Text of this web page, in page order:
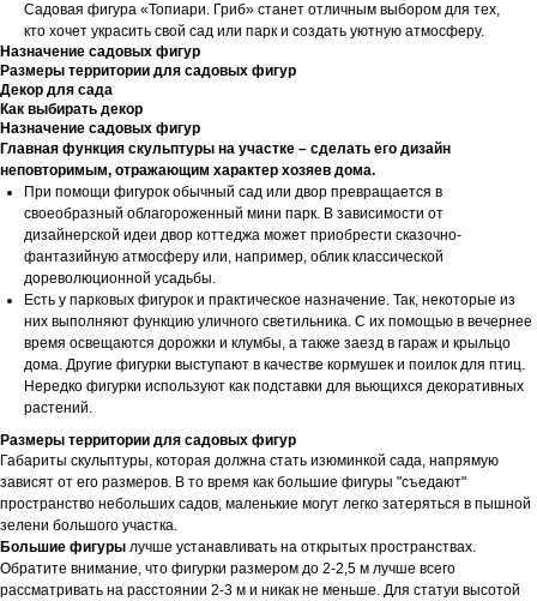
Садовая фигура «Топиари. Гриб» станет отличным выбором для тех,
кто хочет украсить свой сад или парк и создать уютную атмосферу.
Назначение садовых фигур
Размеры территории для садовых фигур
Декор для сада
Как выбирать декор
Назначение садовых фигур
Главная функция скульптуры на участке – сделать его дизайн
неповторимым, отражающим характер хозяев дома.
При помощи фигурок обычный сад или двор превращается в
своеобразный облагороженный мини парк. В зависимости от
дизайнерской идеи двор коттеджа может приобрести сказочно-
фантазийную атмосферу или, например, облик классической
дореволюционной усадьбы.
Есть у парковых фигурок и практическое назначение. Так, некоторые из
них выполняют функцию уличного светильника. С их помощью в вечернее
время освещаются дорожки и клумбы, а также заезд в гараж и крыльцо
дома. Другие фигурки выступают в качестве кормушек и поилок для птиц.
Нередко фигурки используют как подставки для вьющихся декоративных
растений.
Размеры территории для садовых фигур
Габариты скульптуры, которая должна стать изюминкой сада, напрямую
зависят от его размеров. В то время как большие фигуры "съедают"
пространство небольших садов, маленькие могут легко затеряться в пышной
зелени большого участка.
Большие фигуры лучше устанавливать на открытых пространствах.
Обратите внимание, что фигурки размером до 2-2,5 м лучше всего
рассматривать на расстоянии 2-3 м и никак не меньше. Для статуи высотой